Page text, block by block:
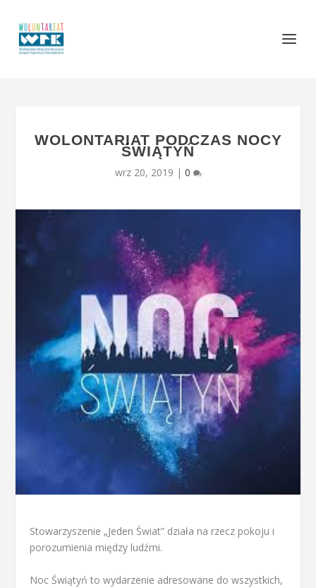
WOLONTARIAT PODCZAS NOCY
ŚWIĄTYŃ
wrz 20, 2019 | 0
Stowarzyszenie „Jeden Świat” działa na rzecz pokoju i
porozumienia między ludźmi.
Noc Świątyń to wydarzenie adresowane do wszystkich,